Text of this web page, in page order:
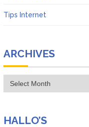
Tips Internet
ARCHIVES
Archives
HALLO’S